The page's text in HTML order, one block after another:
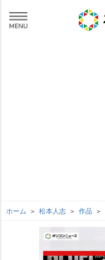
ホーム 松本人志 作品